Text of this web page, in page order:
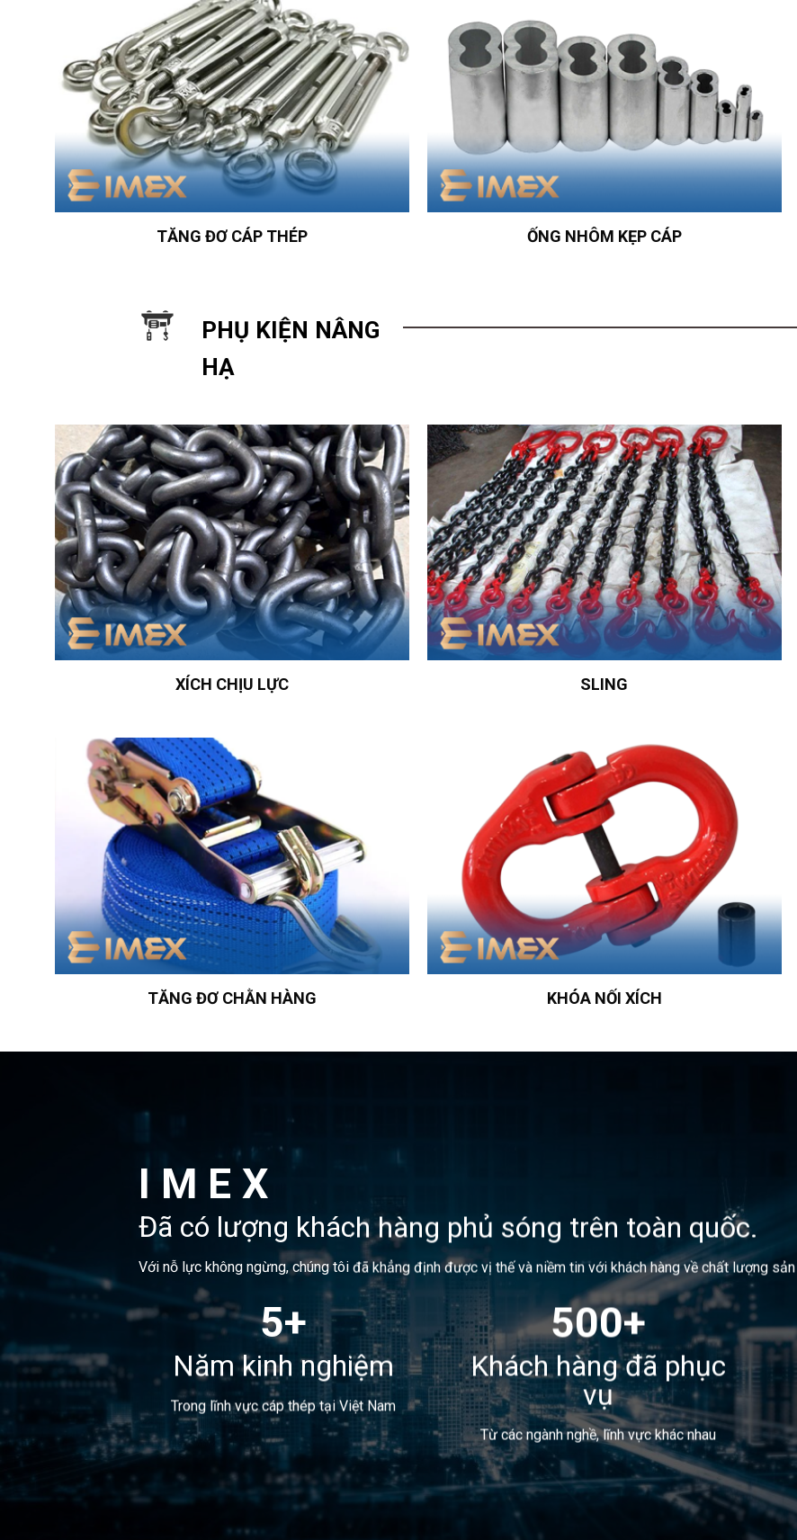
TĂNG ĐƠ CÁP THÉP ỐNG NHÔM KẸP CÁP
PHỤ KIỆN NÂNG
HẠ
XÍCH CHỊU LỰC SLING
TĂNG ĐƠ CHẰN HÀNG KHÓA NỐI XÍCH
I M E X
Đã có lượng khách hàng phủ sóng trên toàn quốc.
Với nỗ lực không ngừng, chúng tôi đã khẳng định được vị thế và niềm tin với khách hàng về chất lượng
5+
Năm kinh nghiệm
Trong lĩnh vực cáp thép tại Việt Nam
500+
Khách hàng đã phục
vụ
Từ các ngành nghề, lĩnh vực khác nhau